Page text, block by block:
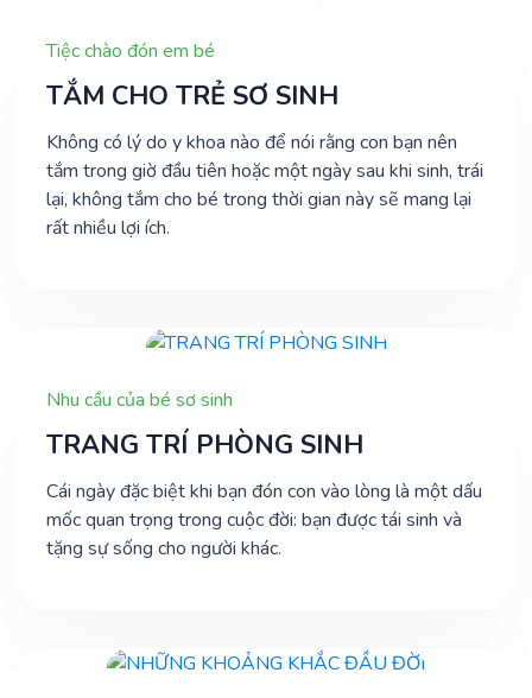
Tiệc chào đón em bé
TẮM CHO TRẺ SƠ SINH
Không có lý do y khoa nào để nói rằng con bạn nên
tắm trong giờ đầu tiên hoặc một ngày sau khi sinh, trái
lại, không tắm cho bé trong thời gian này sẽ mang lại
rất nhiều lợi ích.
Nhu cầu của bé sơ sinh
TRANG TRÍ PHÒNG SINH
Cái ngày đặc biệt khi bạn đón con vào lòng là một dấu
mốc quan trọng trong cuộc đời: bạn được tái sinh và
tặng sự sống cho người khác.